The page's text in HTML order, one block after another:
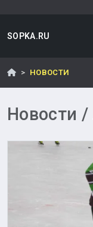
SOPKA.RU
НОВОСТИ
Новости /